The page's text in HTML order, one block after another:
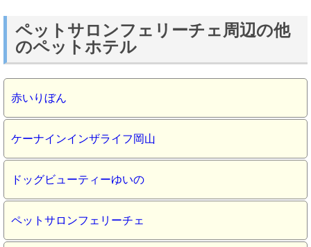
ペットサロンフェリーチェ周辺の他
のペットホテル
赤いりぼん
ケーナインインザライフ岡山
ドッグビューティーゆいの
ペットサロンフェリーチェ